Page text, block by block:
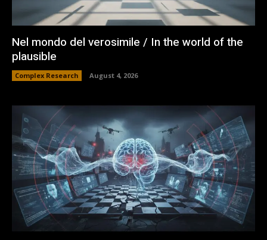
Nel mondo del verosimile / In the world of the
plausible
Complex Research August 4, 2026